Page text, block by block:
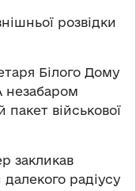
розвідки
Білого Дому
незабаром
військової
закликав
далекого радіусу